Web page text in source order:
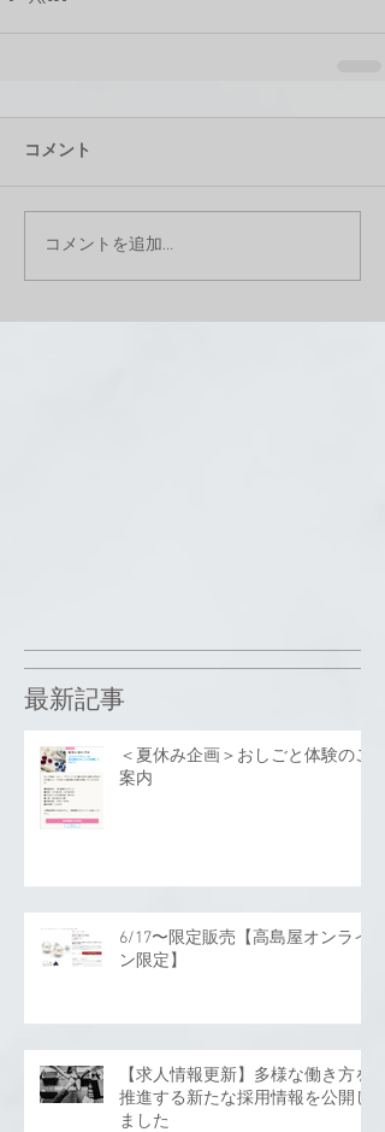
コメント
コメントを追加…
最新記事
＜夏休み企画＞おしごと体験のご
案内
6/17〜限定販売【高島屋オンライ
ン限定】
【求人情報更新】多様な働き方を
推進する新たな採用情報を公開し
ました